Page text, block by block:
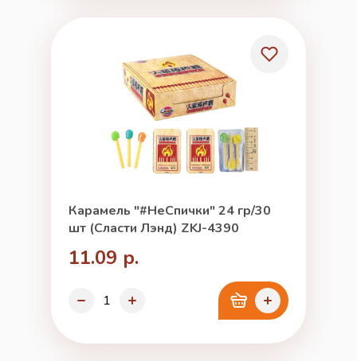
Карамель "#НеСпички" 24 гр/30
шт (Сласти Лэнд) ZKJ-4390
11.09 р.